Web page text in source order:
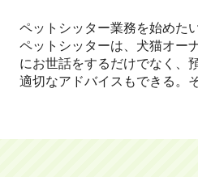
ペットシッター業務を始めた
ペットシッターは、犬猫オー
にお世話をするだけでなく、
適切なアドバイスもできる。